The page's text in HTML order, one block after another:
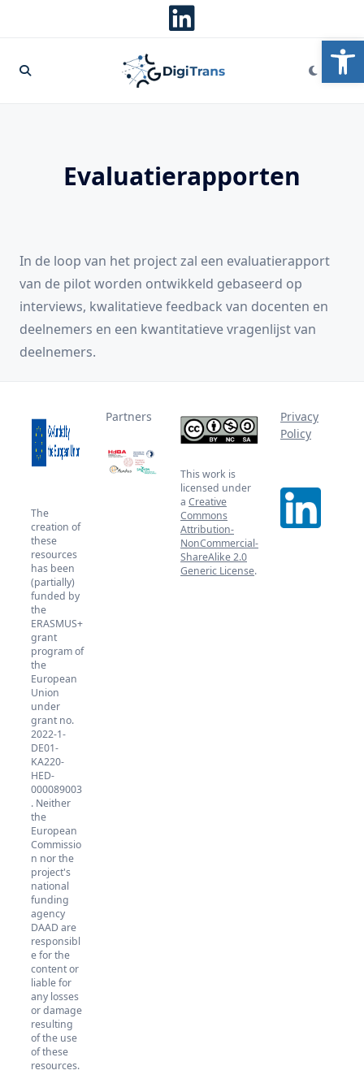
Evaluatierapporten
In de loop van het project zal een evaluatierapport
van de pilot worden ontwikkeld gebaseerd op
interviews, kwalitatieve feedback van docenten en
deelnemers en een kwantitatieve vragenlijst van
deelnemers.
The
creation of
these
resources
has been
(partially)
funded by
the
ERASMUS+
grant
program of
the
European
Union
under
grant no.
2022-1-
DE01-
KA220-
HED-
000089003
. Neither
the
European
Commissio
n nor the
project's
national
funding
agency
DAAD are
responsibl
e for the
content or
liable for
any losses
or damage
resulting
of the use
of these
resources.
Partners
This work is
licensed under
a Creative
Commons
Attribution-
NonCommercial-
ShareAlike 2.0
Generic License.
Privacy
Policy